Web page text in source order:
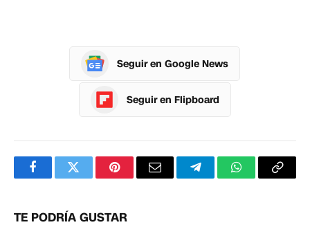
Seguir en Google News
Seguir en Flipboard
FacebookTwitterPinterestCorreoTelegramWhatsApp
TE PODRÍA GUSTAR